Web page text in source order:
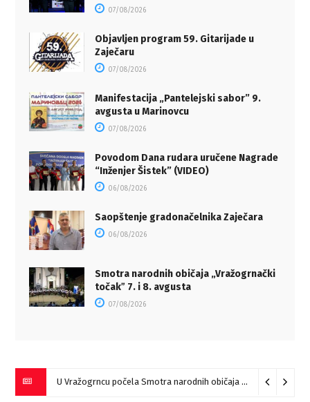
07/08/2026
Objavljen program 59. Gitarijade u
Zaječaru
07/08/2026
Manifestacija „Pantelejski sabor” 9.
avgusta u Marinovcu
07/08/2026
Povodom Dana rudara uručene Nagrade
“Inženjer Šistek” (VIDEO)
06/08/2026
Saopštenje gradonačelnika Zaječara
06/08/2026
Smotra narodnih običaja „Vražogrnački
točakˮ 7. i 8. avgusta
07/08/2026
U Vražogrncu počela Smotra narodnih običaja „Vražogrnački točak“